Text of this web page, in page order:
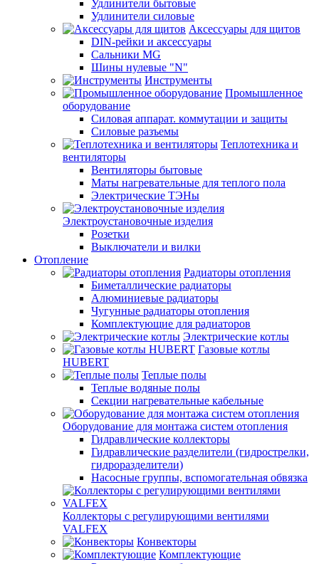
Удлинители бытовые
Удлинители силовые
Аксессуары для щитов
DIN-рейки и аксессуары
Сальники MG
Шины нулевые "N"
Инструменты
Промышленное
оборудование
Силовая аппарат. коммутации и защиты
Силовые разъемы
Теплотехника и
вентиляторы
Вентиляторы бытовые
Маты нагревательные для теплого пола
Электрические ТЭНы
Электроустановочные изделия
Розетки
Выключатели и вилки
Отопление
Радиаторы отопления
Биметаллические радиаторы
Алюминиевые радиаторы
Чугунные радиаторы отопления
Комплектующие для радиаторов
Электрические котлы
Газовые котлы
HUBERT
Теплые полы
Теплые водяные полы
Секции нагревательные кабельные
Оборудование для монтажа систем отопления
Гидравлические коллекторы
Гидравлические разделители (гидрострелки,
гидроразделители)
Насосные группы, вспомогательная обвязка
Коллекторы с регулирующими вентилями
VALFEX
Конвекторы
Комплектующие